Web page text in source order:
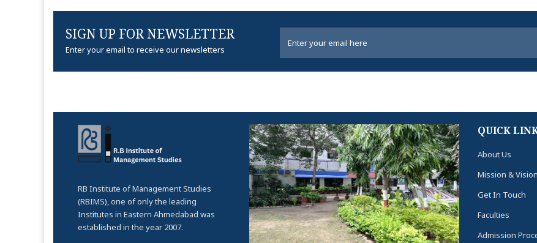
SIGN UP FOR NEWSLETTER
Enter your email to receive our newsletters
RB Institute of Management Studies
(RBIMS), one of only the leading
Institutes in Eastern Ahmedabad was
established in the year 2007.
QUICK
About Us
Mission & Vision
Get In Touch
Faculties
Admission